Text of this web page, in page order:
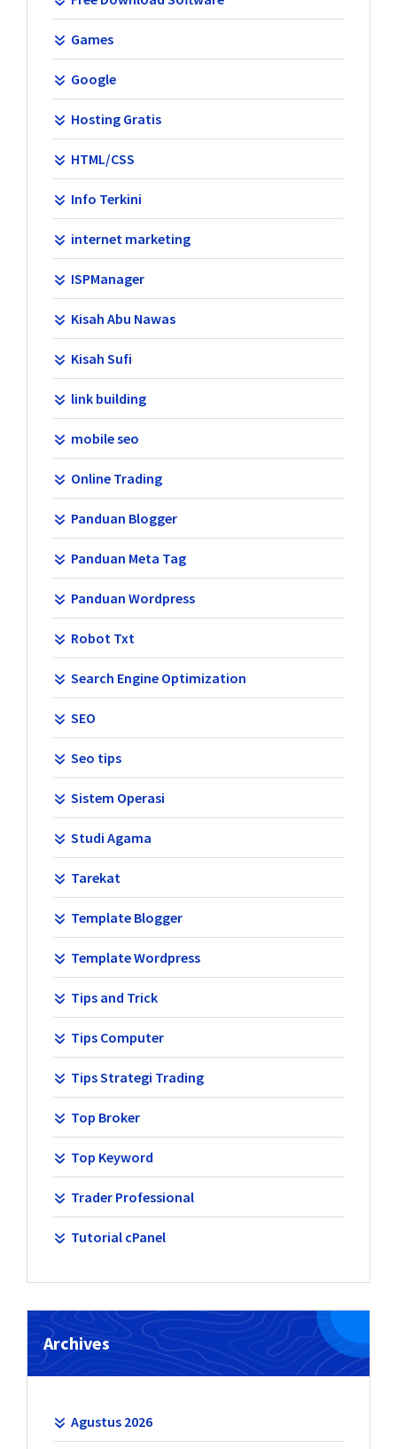
Games
Google
Hosting Gratis
HTML/CSS
Info Terkini
internet marketing
ISPManager
Kisah Abu Nawas
Kisah Sufi
link building
mobile seo
Online Trading
Panduan Blogger
Panduan Meta Tag
Panduan Wordpress
Robot Txt
Search Engine Optimization
SEO
Seo tips
Sistem Operasi
Studi Agama
Tarekat
Template Blogger
Template Wordpress
Tips and Trick
Tips Computer
Tips Strategi Trading
Top Broker
Top Keyword
Trader Professional
Tutorial cPanel
Archives
Agustus 2026